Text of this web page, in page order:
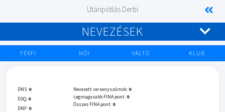
Utánpótlás Derbi
NEVEZÉSEK
FÉRFI NŐI VÁLTÓ KLUB
DNS: 0
DSQ: 0
DNF: 0
Nevezett versenyszámok: 0
Legmagasabb FINA pont: 0
Összes FINA pont: 0